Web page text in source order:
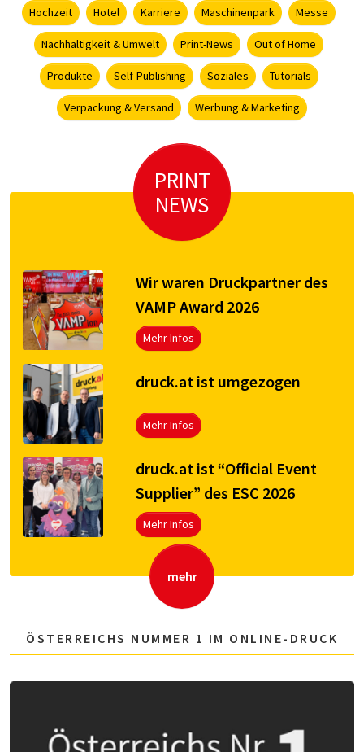
Hochzeit Hotel Karriere Maschinenpark Messe
Nachhaltigkeit & Umwelt Print-News Out of Home
Produkte Self-Publishing Soziales Tutorials
Verpackung & Versand Werbung & Marketing
PRINT
NEWS
Wir waren Druckpartner des
VAMP Award 2026
Mehr Infos
druck.at ist umgezogen
Mehr Infos
druck.at ist “Official Event
Supplier” des ESC 2026
Mehr Infos
mehr
ÖSTERREICHS NUMMER 1 IM ONLINE-DRUCK